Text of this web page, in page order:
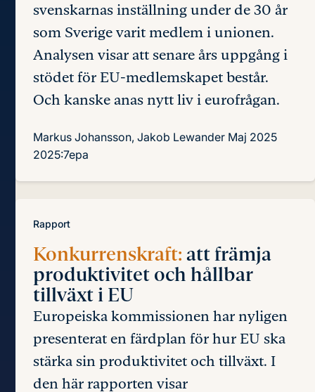
svenskarnas inställning under de 30 år
som Sverige varit medlem i unionen.
Analysen visar att senare års uppgång i
stödet för EU-medlemskapet består.
Och kanske anas nytt liv i eurofrågan.
Markus Johansson, Jakob Lewander Maj 2025
2025:7epa
Rapport
Konkurrenskraft:att främja
produktivitet och hållbar
tillväxt i EU
Europeiska kommissionen har nyligen
presenterat en färdplan för hur EU ska
stärka sin produktivitet och tillväxt. I
den här rapporten visar